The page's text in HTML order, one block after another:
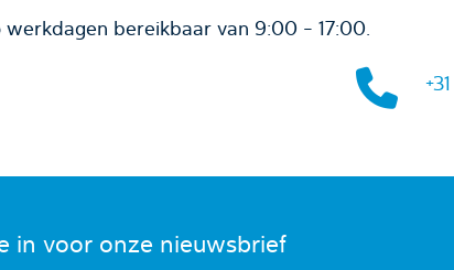
werkdagen bereikbaar van 9:00 - 17:00.
in voor onze nieuwsbrief